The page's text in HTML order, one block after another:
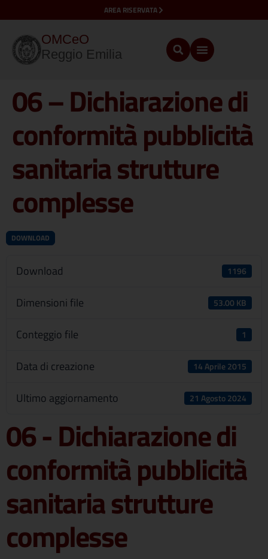
AREA RISERVATA
OMCeO
Reggio Emilia
06 – Dichiarazione di
conformità pubblicità
sanitaria strutture
complesse
DOWNLOAD
Download 1196
Dimensioni file 53.00 KB
Conteggio file 1
Data di creazione 14 Aprile 2015
Ultimo aggiornamento 21 Agosto 2024
06 - Dichiarazione di
conformità pubblicità
sanitaria strutture
complesse